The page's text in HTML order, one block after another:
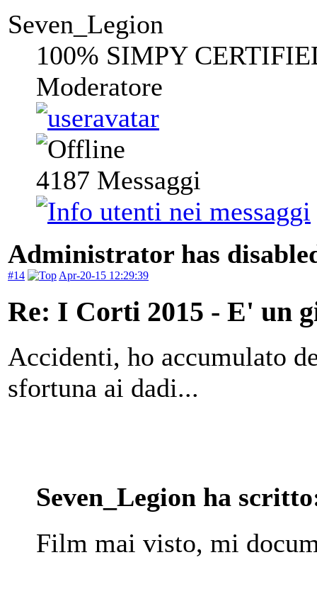
Seven_Legion
100% SIMPY
Moderatore
4187 Messaggi
Administrator has
#14 Apr-20-15 12:29:39
Re: I Corti 2015 - E' un
Accidenti, ho accumulato
sfortuna ai dadi...
Seven_Legion ha
Film mai visto, mi